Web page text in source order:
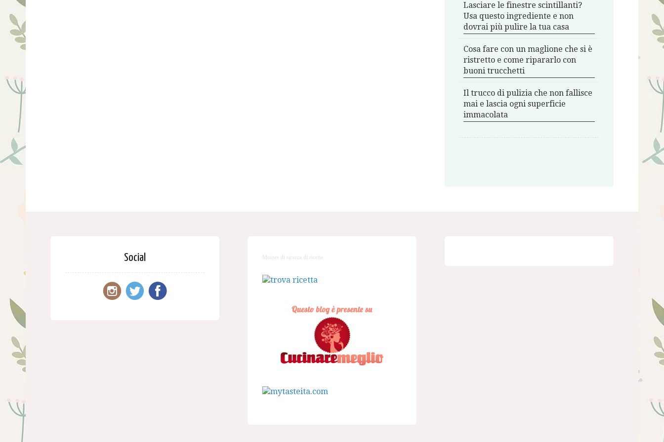
Lasciare le finestre scintillanti?
Usa questo ingrediente e non
dovrai più pulire la tua casa
Cosa fare con un maglione che si è
ristretto e come ripararlo con
buoni trucchetti
Il trucco di pulizia che non fallisce
mai e lascia ogni superficie
immacolata
Social Motore di ricerca di ricette